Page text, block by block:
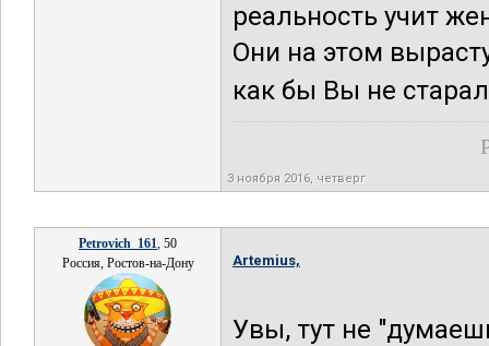
реальность учит
Они на этом
как бы Вы не
3 ноября 2016, четверг
Petrovich_161, 50
Россия, Ростов-на-Дону
Artemius,
Увы, тут не